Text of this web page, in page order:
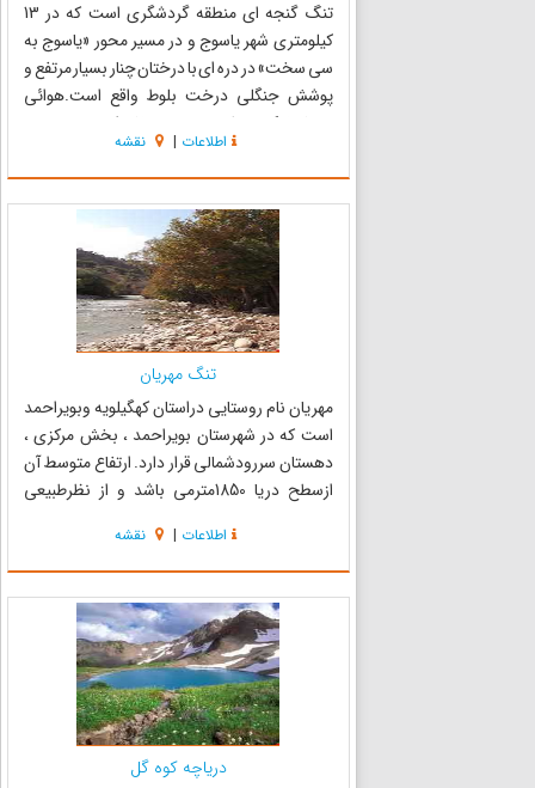
تنگ گنجه ای منطقه گردشگری است که در 13
کیلومتری شهر یاسوج و در مسیر محور «یاسوج به
سی سخت» در دره ای با درختان چنار بسیار مرتفع و
پوشش جنگلی درخت بلوط واقع است.هوائی
بسیار خنک و مطبوع ،عبور رودخانه از مسیر بین دره
و از لابه لای درختان سر به فلک کشیده چنار این
منطقه را به محل گردشگری بسی...
اطلاعات | نقشه
تنگ مهریان
مهریان نام روستایی دراستان کهگیلویه وبویراحمد
است که در شهرستان بویراحمد ، بخش مرکزی ،
دهستان سررودشمالی قرار دارد. ارتفاع متوسط آن
ازسطح دریا 1850مترمی باشد و از نظرطبیعی
درشمال آن قرار دارد محصورشده است . در واقع
روستای مهریان یک دشت پای ...
اطلاعات | نقشه
دریاچه کوه گل